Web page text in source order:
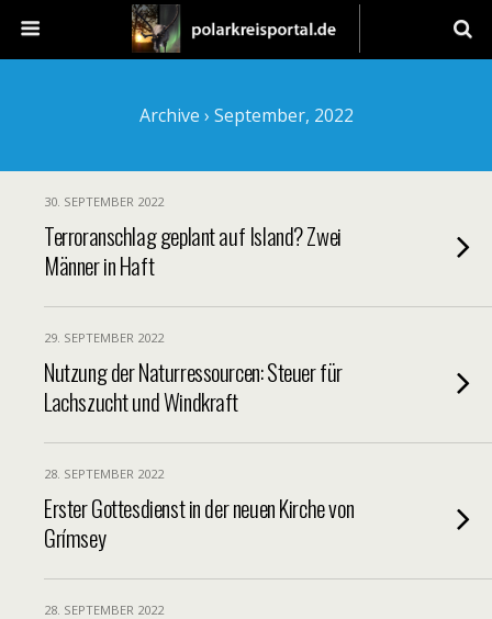
Archive › September, 2022
30. SEPTEMBER 2022
Terroranschlag geplant auf Island? Zwei
Männer in Haft
29. SEPTEMBER 2022
Nutzung der Naturressourcen: Steuer für
Lachszucht und Windkraft
28. SEPTEMBER 2022
Erster Gottesdienst in der neuen Kirche von
Grímsey
28. SEPTEMBER 2022